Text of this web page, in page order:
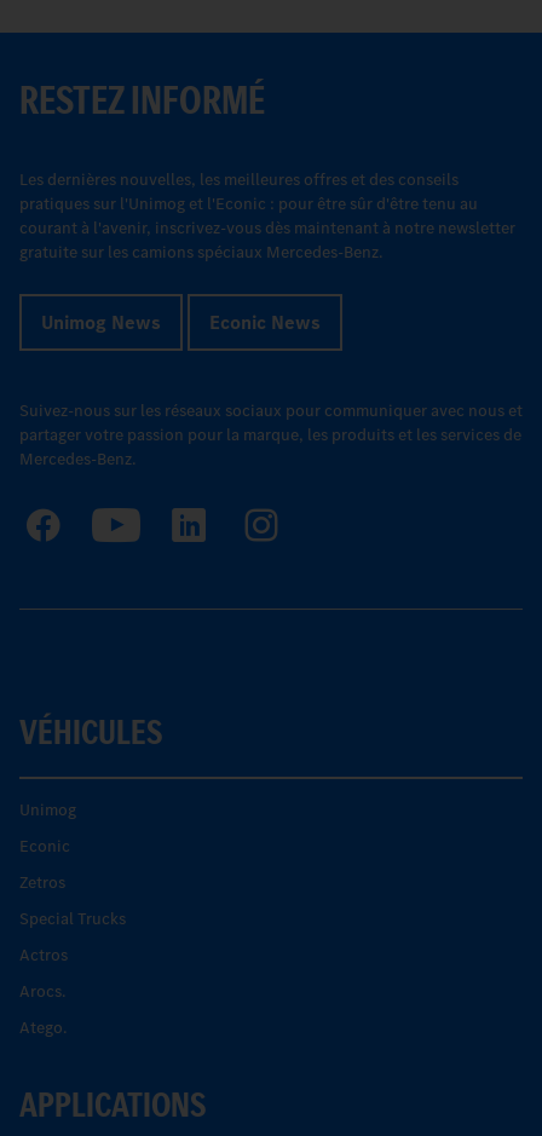
RESTEZ INFORMÉ
Les dernières nouvelles, les meilleures offres et des conseils
pratiques sur l'Unimog et l'Econic : pour être sûr d'être tenu au
courant à l'avenir, inscrivez-vous dès maintenant à notre newsletter
gratuite sur les camions spéciaux Mercedes-Benz.
Unimog News Econic News
Suivez-nous sur les réseaux sociaux pour communiquer avec nous et
partager votre passion pour la marque, les produits et les services de
Mercedes-Benz.
VÉHICULES
Unimog
Econic
Zetros
Special Trucks
Actros
Arocs.
Atego.
APPLICATIONS